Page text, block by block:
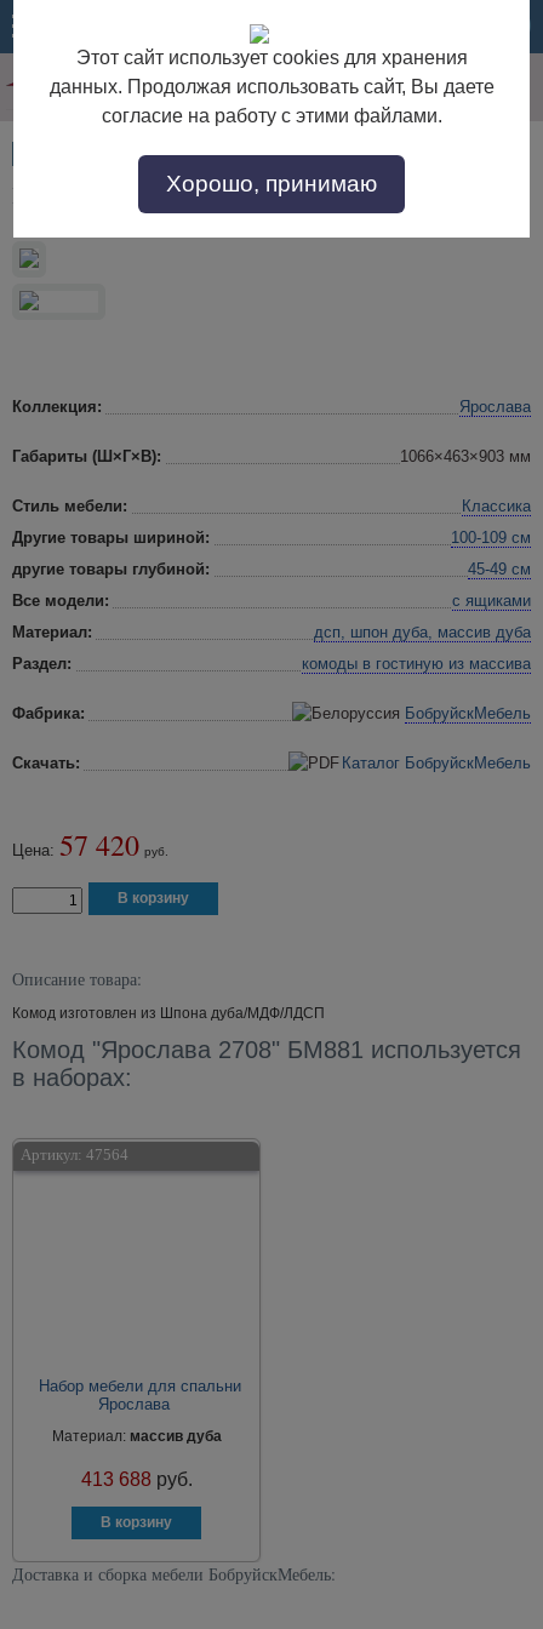
47559
Комод "Ярослава 2708" БМ881
Коллекция: Ярослава
Габариты (Ш×Г×В): 1066×463×903 мм
Стиль мебели:
Классика
Другие товары шириной:
100-109 см
другие товары глубиной:
45-49 см
Все модели:
с ящиками
Материал:
дсп, шпон дуба, массив дуба
Раздел:
комоды в гостиную из массива
Фабрика: БобруйскМебель
Скачать: Каталог БобруйскМебель
Цена: 57 420 руб.
Описание товара:
Комод изготовлен из Шпона дуба/МДФ/ЛДСП
Комод "Ярослава 2708" БМ881 используется
в наборах:
Артикул: 47564
Набор мебели для спальни
Ярослава
Материал: массив дуба
413 688 руб.
Доставка и сборка мебели БобруйскМебель:
Этот сайт использует cookies для хранения
данных. Продолжая использовать сайт, Вы даете
согласие на работу с этими файлами.
Хорошо, принимаю